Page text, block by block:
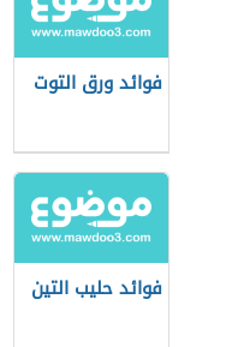
فوائد ورق التوت
فوائد حليب التين